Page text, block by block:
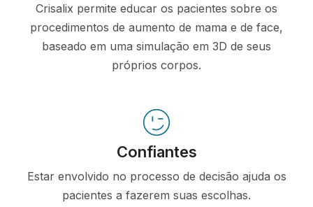
Crisalix permite educar os pacientes sobre os
procedimentos de aumento de mama e de face,
baseado em uma simulação em 3D de seus
próprios corpos.
Confiantes
Estar envolvido no processo de decisão ajuda os
pacientes a fazerem suas escolhas.